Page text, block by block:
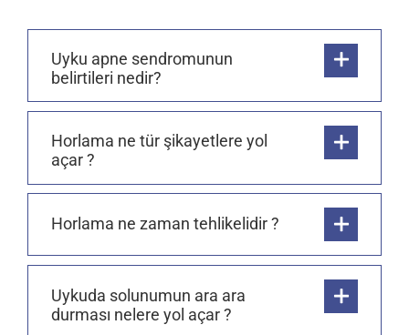
Uyku apne sendromunun
belirtileri nedir?
Horlama ne tür şikayetlere yol
açar ?
Horlama ne zaman tehlikelidir ?
Uykuda solunumun ara ara
durması nelere yol açar ?